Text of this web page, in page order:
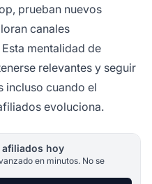
prueban nuevos
canales
mentalidad de
relevantes y seguir
incluso cuando el
evoluciona.
afiliados hoy
en minutos. No se